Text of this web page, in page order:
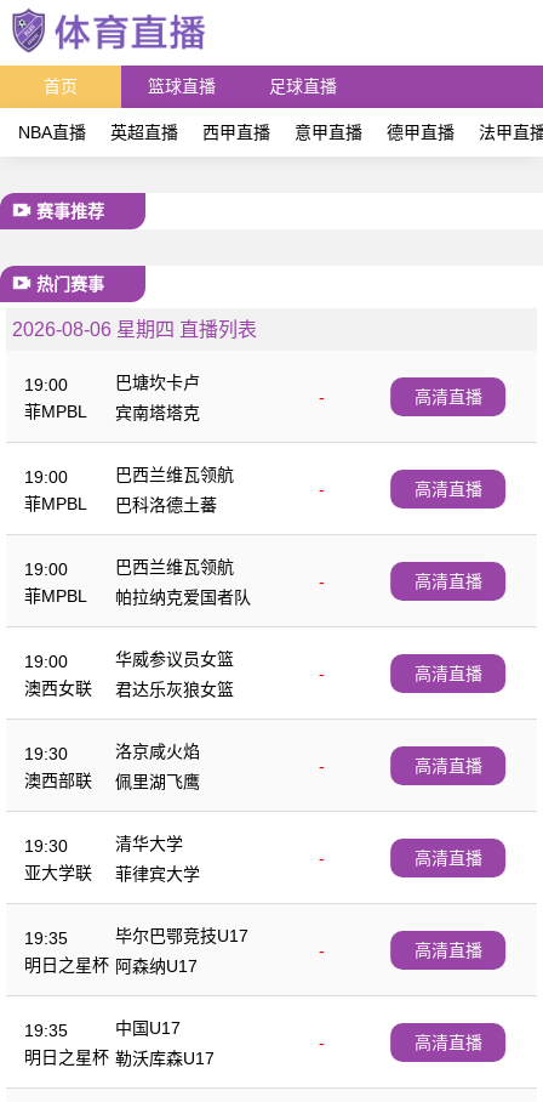
首页 篮球直播 足球直播
NBA直播 英超直播 西甲直播 意甲直播 德甲直播 法甲直
赛事推荐
热门赛事
2026-08-06 星期四 直播列表
19:00
菲MPBL
巴塘坎卡卢
-
宾南塔塔克
高清直播
19:00
菲MPBL
巴西兰维瓦领航
-
巴科洛德土蕃
高清直播
19:00
菲MPBL
巴西兰维瓦领航
-
帕拉纳克爱国者队
高清直播
19:00
澳西女联
华威参议员女篮
-
君达乐灰狼女篮
高清直播
19:30
澳西部联
洛京咸火焰
-
佩里湖飞鹰
高清直播
19:30
亚大学联
清华大学
-
菲律宾大学
高清直播
19:35
明日之星杯
毕尔巴鄂竞技U17
-
阿森纳U17
高清直播
19:35
明日之星杯
中国U17
-
勒沃库森U17
高清直播